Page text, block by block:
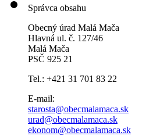
Správca obsahu
Obecný úrad Malá Mača
Hlavná ul. č. 127/46
Malá Mača
PSČ 925 21
Tel.: +421 31 701 83 22
E-mail:
starosta@obecmalamaca.sk
urad@obecmalamaca.sk
ekonom@obecmalamaca.sk